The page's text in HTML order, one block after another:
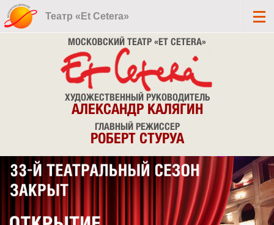
Театр «Et Cetera»
МОСКОВСКИЙ ТЕАТР «ET CETERA»
ХУДОЖЕСТВЕННЫЙ РУКОВОДИТЕЛЬ
АЛЕКСАНДР КАЛЯГИН
ГЛАВНЫЙ РЕЖИССЕР
РОБЕРТ СТУРУА